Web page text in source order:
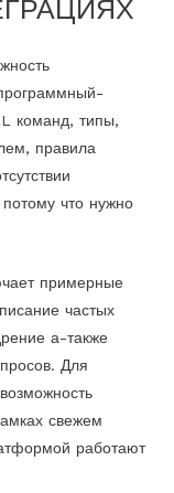
команд, типы,
правила
потому что нужно
примерные
частых
а-также
Для
свежем
работают